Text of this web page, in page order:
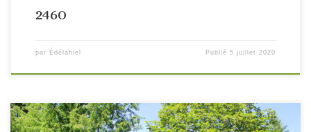
2460
par Édélahiel Publié5 juillet 2020